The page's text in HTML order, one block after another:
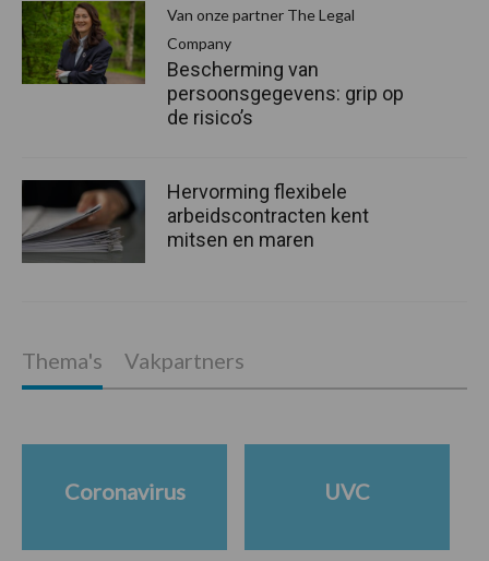
Van onze partner The Legal
Company
Bescherming van
persoonsgegevens: grip op
de risico’s
Hervorming flexibele
arbeidscontracten kent
mitsen en maren
Thema's Vakpartners
Coronavirus UVC